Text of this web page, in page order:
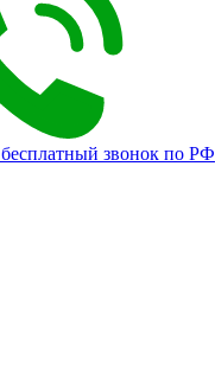
бесплатный звонок по РФ